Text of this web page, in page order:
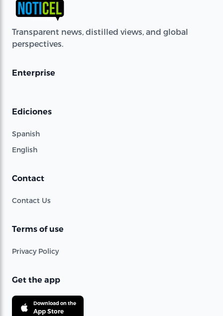
Transparent news, distilled views, and global
perspectives.
Enterprise
Ediciones
Spanish
English
Contact
Contact Us
Terms of use
Privacy Policy
Get the app
Download on the
App Store